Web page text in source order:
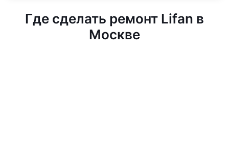
Где сделать ремонт Lifan в
Москве